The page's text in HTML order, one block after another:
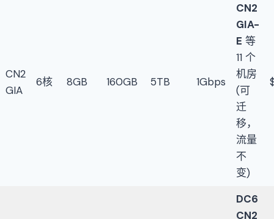
CN2
GIA
6核 8GB 160GB 5TB 1Gbps
CN2
GIA-
E 等
11 个
机房
(可
迁
移，
流量
不
变)
DC6
CN2